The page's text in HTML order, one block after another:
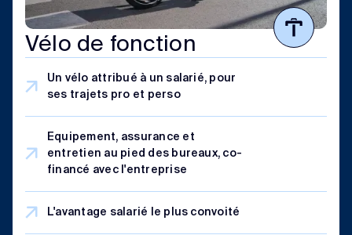
Vélo de fonction
Un vélo attribué à un salarié, pour
ses trajets pro et perso
Equipement, assurance et
entretien au pied des bureaux, co-
financé avec l'entreprise
L'avantage salarié le plus convoité